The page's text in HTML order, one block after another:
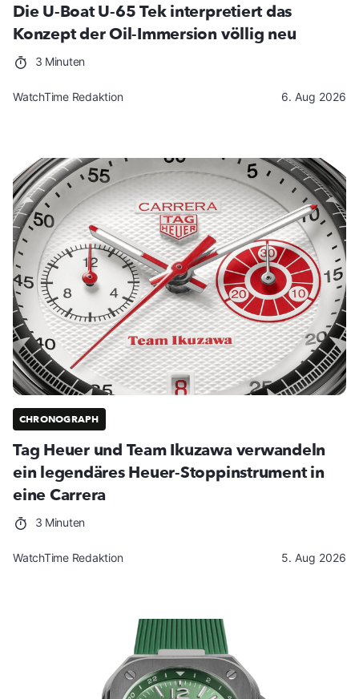
Die U-Boat U-65 Tek interpretiert das
Konzept der Oil-Immersion völlig neu
3 Minuten
WatchTime Redaktion 6. Aug 2026
CHRONOGRAPH
Tag Heuer und Team Ikuzawa verwandeln
ein legendäres Heuer-Stoppinstrument in
eine Carrera
3 Minuten
WatchTime Redaktion 5. Aug 2026